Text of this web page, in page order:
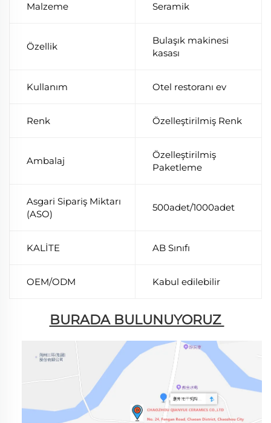
Malzeme Seramik
Özellik
Bulaşık makinesi
kasası
Kullanım Otel restoranı ev
Renk Özelleştirilmiş Renk
Ambalaj
Özelleştirilmiş
Paketleme
Asgari Sipariş Miktarı
(ASO)
500adet/1000adet
KALİTE AB Sınıfı
OEM/ODM Kabul edilebilir
BURADA BULUNUYORUZ